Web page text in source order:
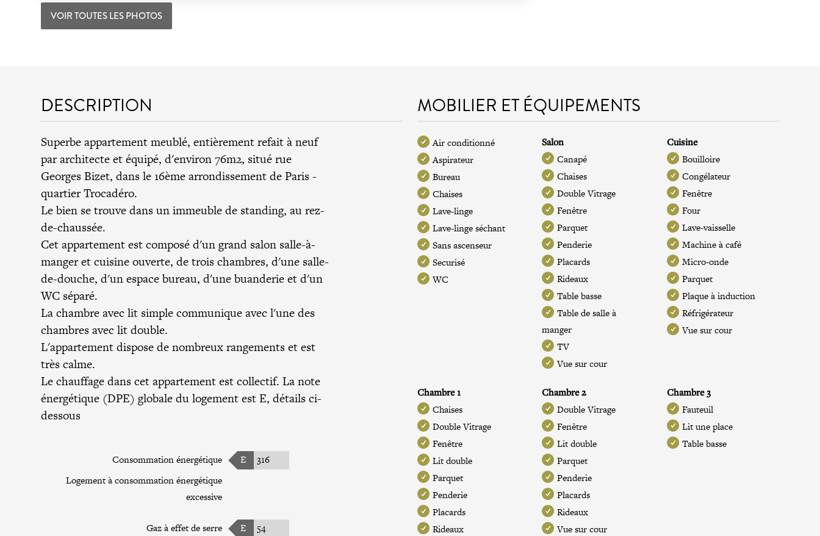
VOIR TOUTES LES PHOTOS
DESCRIPTION
Superbe appartement meublé, entièrement refait à neuf
par architecte et équipé, d'environ 76m2, situé rue
Georges Bizet, dans le 16ème arrondissement de Paris -
quartier Trocadéro.
Le bien se trouve dans un immeuble de standing, au rez-
de-chaussée.
Cet appartement est composé d'un grand salon salle-à-
manger et cuisine ouverte, de trois chambres, d'une salle-
de-douche, d'un espace bureau, d'une buanderie et d'un
WC séparé.
La chambre avec lit simple communique avec l'une des
chambres avec lit double.
L'appartement dispose de nombreux rangements et est
très calme.
Le chauffage dans cet appartement est collectif. La note
énergétique (DPE) globale du logement est E, détails ci-
dessous
Consommation énergétique E
316
Logement à consommation énergétique
excessive
Gaz à effet de serre E
54
MOBILIER ET ÉQUIPEMENTS
Air conditionné
Aspirateur
Bureau
Chaises
Lave-linge
Lave-linge séchant
Sans ascenseur
Securisé
WC
Salon
Canapé
Chaises
Double Vitrage
Fenêtre
Parquet
Penderie
Placards
Rideaux
Table basse
Table de salle à
manger
TV
Vue sur cour
Cuisine
Bouilloire
Congélateur
Fenêtre
Four
Lave-vaisselle
Machine à café
Micro-onde
Parquet
Plaque à induction
Réfrigérateur
Vue sur cour
Chambre 1
Chaises
Double Vitrage
Fenêtre
Lit double
Parquet
Penderie
Placards
Rideaux
Chambre 2
Double Vitrage
Fenêtre
Lit double
Parquet
Penderie
Placards
Rideaux
Vue sur cour
Chambre 3
Fauteuil
Lit une place
Table basse